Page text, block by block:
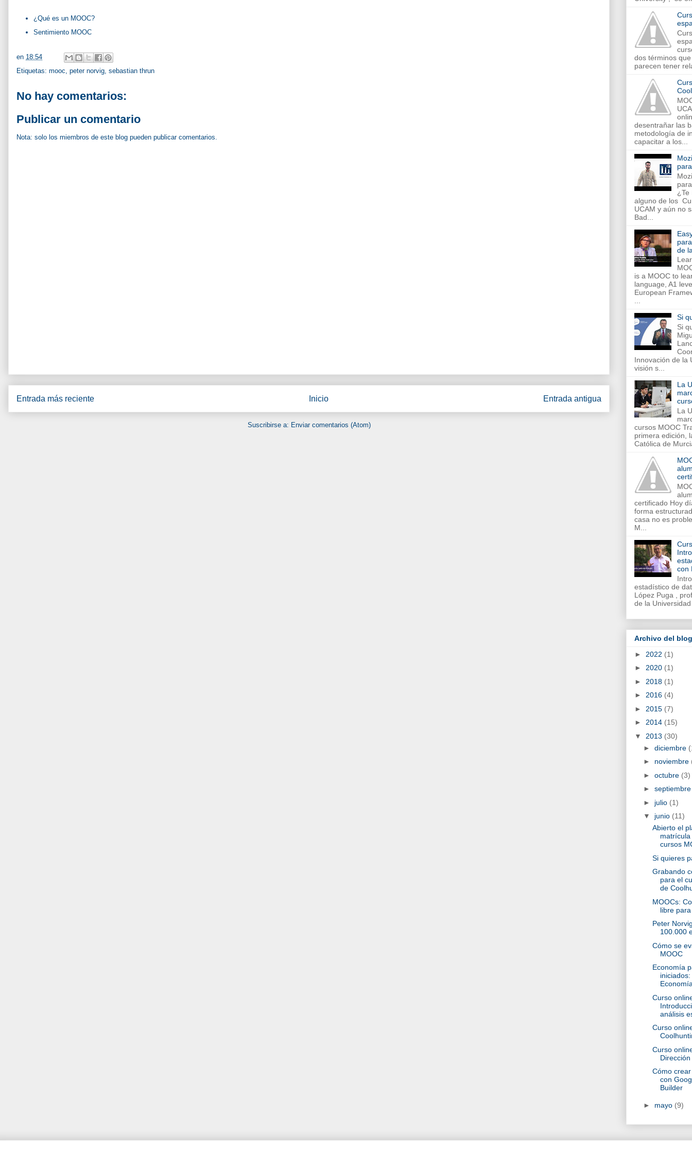
¿Qué es un MOOC?
Sentimiento MOOC
en 18:54
Etiquetas: mooc peter norvig sebastian thrun
No hay comentarios:
Publicar un comentario
Nota: solo los miembros de este blog pueden publicar comentarios.
Entrada más reciente Entrada antigua
Inicio
Suscribirse a: Enviar comentarios (Atom)
dos términos
parecen tener
desentrañar las
metodología de
capacitar a los...
¿Te
alguno de los
UCAM y aún no
Bad...
de
is a MOOC to
language, A1
European
...
Si
Si
Innovación de la
visión s...
La
La
cursos MOOC
primera edición,
Católica de
certificado Hoy
forma
casa no es
M...
con
estadístico de
López Puga ,
de la
Archivo del blog
► 2022 (1)
► 2020 (1)
► 2018 (1)
► 2016 (4)
► 2015 (7)
► 2014 (15)
▼ 2013 (30)
► diciembre
► noviembre
► octubre (3)
►
► julio (1)
▼ junio (11)
Abierto el
cursos
Si quieres
Grabando
para el
de
MOOCs:
libre
Peter
100.000
Cómo se
MOOC
Economía
Curso
análisis
Curso
Curso
Cómo
con
Builder
► mayo (9)